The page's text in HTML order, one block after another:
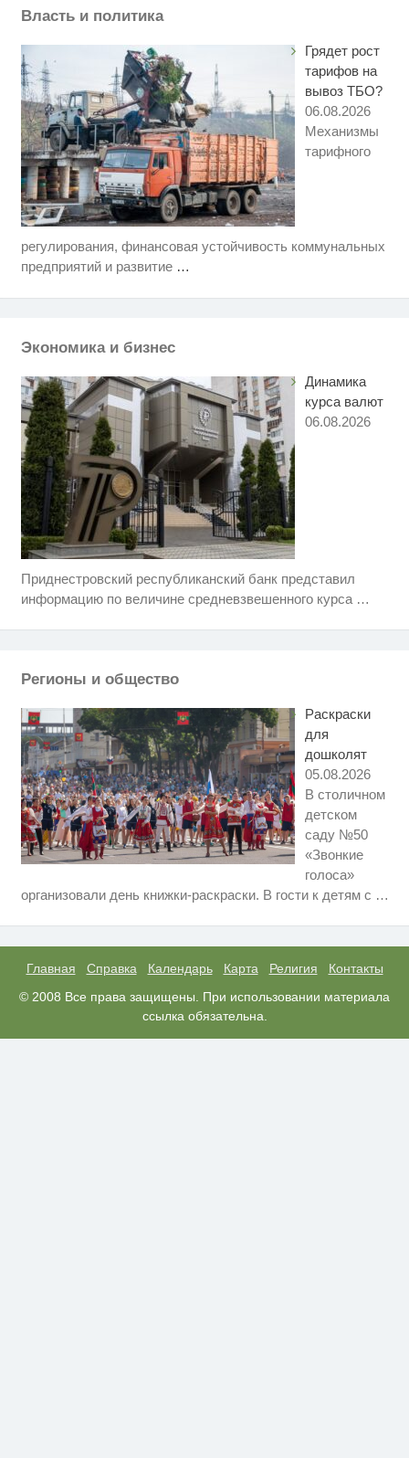
Власть и политика
Грядет рост
тарифов на
вывоз ТБО?
06.08.2026
Механизмы
тарифного
регулирования, финансовая устойчивость коммунальных
предприятий и развитие …
Экономика и бизнес
Динамика
курса валют
06.08.2026
Приднестровский республиканский банк представил
информацию по величине средневзвешенного курса …
Регионы и общество
Раскраски
для
дошколят
05.08.2026
В столичном
детском
саду №50
«Звонкие
голоса»
организовали день книжки-раскраски. В гости к детям с …
Главная Справка Календарь Карта Религия
Контакты
© 2008 Все права защищены. При использовании материала
ссылка обязательна.
i
Ржу не переставая, это видео
пересмотришь не раз
Ролик длится пару секунд, но
Ролик из Омска: вы будете
i
Скрытая камера на пляже
когда их не видят...
Какие товары пропадут из
Врач дала 5 советов, чтобы
инсульта летом
а смеяться вы будете долго
i
Королева вагона отожгла! Видео
не оставит равнодушным